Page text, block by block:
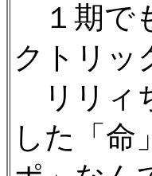
１期で
クトリッ
リリィ
した「命